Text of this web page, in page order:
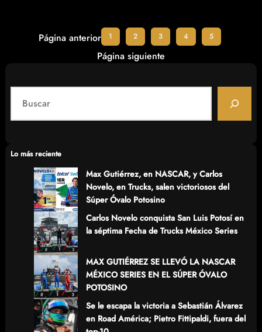
Página anterior 1 2 3 4 5
Página siguiente
a
cLo más reciente
Max Gutiérrez, en NASCAR, y Carlos
Novelo, en Trucks, salen victoriosos del
Súper Óvalo Potosino
Carlos Novelo conquista San Luis Potosí en
la séptima Fecha de Trucks México Series
MAX GUTIÉRREZ SE LLEVÓ LA NASCAR
MÉXICO SERIES EN EL SÚPER ÓVALO
POTOSINO
Se le escapa la victoria a Sebastián Álvarez
en Road América; Pietro Fittipaldi, fuera del